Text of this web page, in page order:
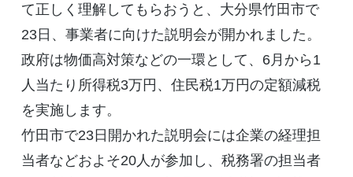
て正しく理解してもらおうと、大分県竹田市で
23日、事業者に向けた説明会が開かれました。
政府は物価高対策などの一環として、6月から1
人当たり所得税3万円、住民税1万円の定額減税
を実施します。
竹田市で23日開かれた説明会には企業の経理担
当者などおよそ20人が参加し、税務署の担当者